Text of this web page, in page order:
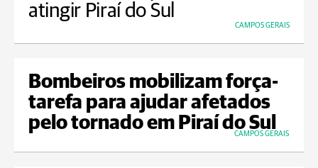
atingir Piraí do Sul
CAMPOS GERAIS
Bombeiros mobilizam força-
tarefa para ajudar afetados
pelo tornado em Piraí do Sul
CAMPOS GERAIS